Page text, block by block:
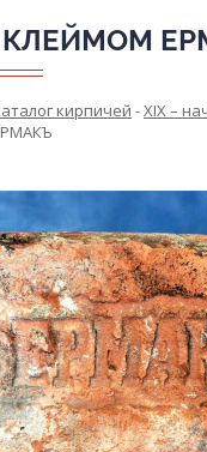
КЛЕЙМОМ
кирпичей -XIX –